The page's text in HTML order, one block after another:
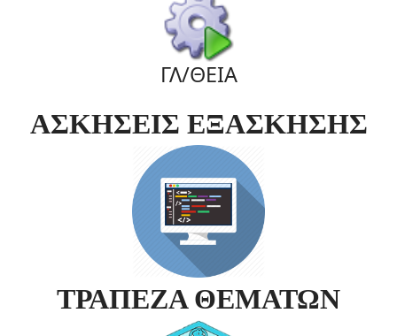
ΓΛ/ΘΕΙΑ
ΑΣΚΗΣΕΙΣ ΕΞΑΣΚΗΣΗΣ
ΤΡΑΠΕΖΑ ΘΕΜΑΤΩΝ